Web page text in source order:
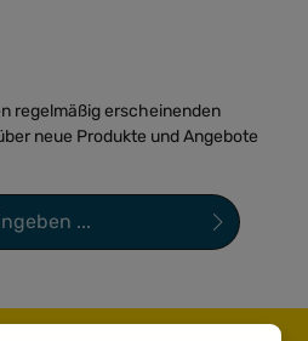
regelmäßig erscheinenden
neue Produkte und Angebote
zur Kenntnis